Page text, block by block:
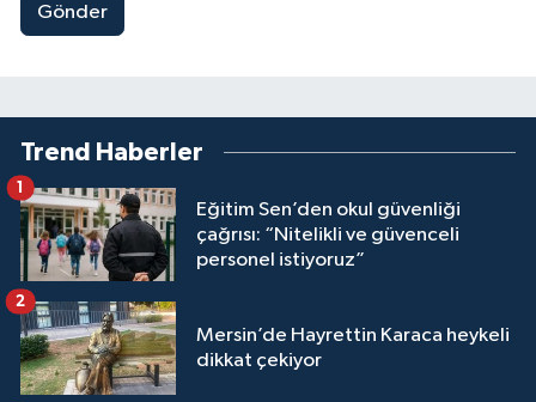
Gönder
Trend Haberler
Eğitim Sen’den okul güvenliği
çağrısı: “Nitelikli ve güvenceli
personel istiyoruz”
1
Mersin’de Hayrettin Karaca heykeli
dikkat çekiyor
2